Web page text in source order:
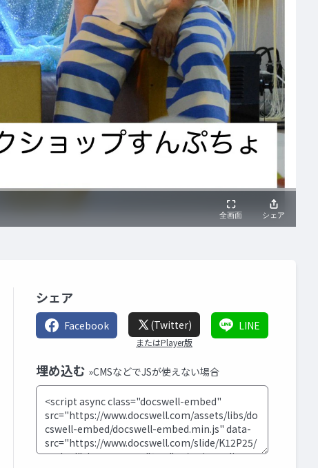
シェア
Facebook (Twitter)
またはPlayer版
LINE
埋め込む »CMSなどでJSが使えない場合